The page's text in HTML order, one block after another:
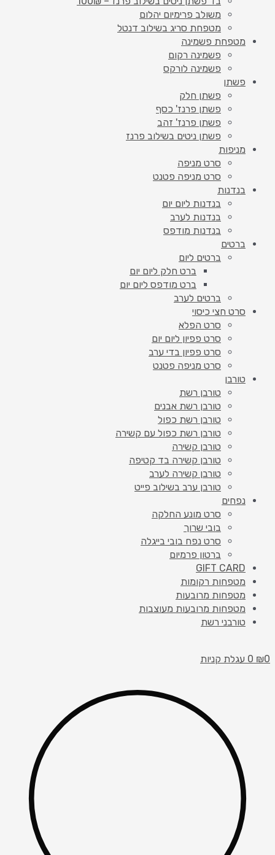
משולב פרימיום יהלום
מטפחת סריג בשילוב דנטל
מטפחת פשמינה
פשמינה רקום
פשמינה לורקס
פשתן
פשתן חלק
פשתן פרנז' כסף
פשתן פרנז' זהב
פשתן ניטים בשילוב פרנז
מניפות
סרט מניפה
סרט מניפה פטנט
בנדנות
בנדנות ליום יום
בנדנות לערב
בנדנות מודפס
ברטים
ברטים ליום
ברט חלק ליום יום
ברט מודפס ליום יום
ברטים לערב
סרט חצי כיסוי
סרט הפלא
סרט פפיון ליום יום
סרט פפיון בדי ערב
סרט מניפה פטנט
טורבן
טורבן רשת
טורבן רשת אבנים
טורבן רשת כפול
טורבן רשת כפול עם קשירה
טורבן קשירה
טורבן קשירה בד קטיפה
טורבן קשירה לערב
טורבן ערב בשילוב פייט
נפחים
סרט מונע החלקה
בובי שרוך
סרט נפח בובי בייגלה
ברטון פרמיום
GIFT CARD
מטפחות רקומות
מטפחות מרובעות
מטפחות מרובעות מעוצבות
טורבני רשת
₪0
0 עגלת קניות